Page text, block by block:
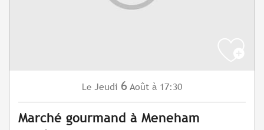
Le Jeudi 6 Août à 17:30
Marché gourmand à Meneham